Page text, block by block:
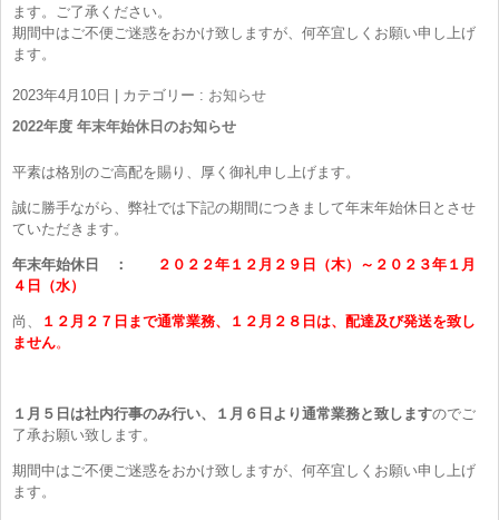
ます。ご了承ください。
期間中はご不便ご迷惑をおかけ致しますが、何卒宜しくお願い申し上げ
ます。
2023年4月10日 カテゴリー : お知らせ
2022年度 年末年始休日のお知らせ
平素は格別のご高配を賜り、厚く御礼申し上げます。
誠に勝手ながら、弊社では下記の期間につきまして年末年始休日とさせ
ていただきます。
年末年始休日 ：
２０２２年１２月２９日（木）～２０２３年１月
４日（水）
尚、
１２月２７日まで通常業務、１２月２８日は、配達及び発送を致し
ません。
１月５日は社内行事のみ行い、１月６日より通常業務と致しますのでご
了承お願い致します。
期間中はご不便ご迷惑をおかけ致しますが、何卒宜しくお願い申し上げ
ます。